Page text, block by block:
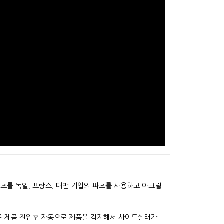
를 독일, 프랑스, 대만 기업의 파츠를 사용하고 아크릴
품 진입후 자동으로 제품을 감지해서 사이드실러가